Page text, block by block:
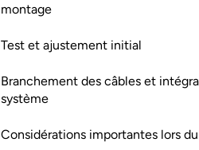
montage
Test et ajustement initial
Branchement des câbles et
système
Considérations importantes lors